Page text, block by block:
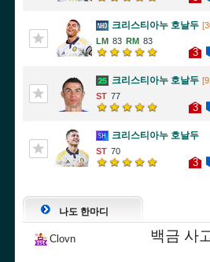
크리스티아누 호날두
83
83
3
크리스티아누 호날두
77
3
크리스티아누 호날두
70
3
나도 한마디
Clovn 백금 사